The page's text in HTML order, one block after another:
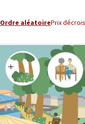
Ordre aléatoirePrix